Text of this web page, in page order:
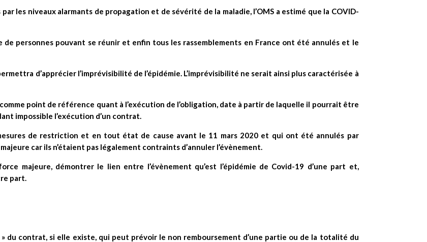
les niveaux alarmants de propagation et de sévérité de la maladie, l’OMS a estimé que la COVID-
de personnes pouvant se réunir et enfin tous les rassemblements en France ont été annulés et le
d’apprécier l’imprévisibilité de l’épidémie. L’imprévisibilité ne serait ainsi plus caractérisée à
point de référence quant à l’exécution de l’obligation, date à partir de laquelle il pourrait être
impossible l’exécution d’un contrat.
de restriction et en tout état de cause avant le 11 mars 2020 et qui ont été annulés par
car ils n’étaient pas légalement contraints d’annuler l’évènement.
majeure, démontrer le lien entre l’évènement qu’est l’épidémie de Covid-19 d’une part et,
part.
du contrat, si elle existe, qui peut prévoir le non remboursement d’une partie ou de la totalité du